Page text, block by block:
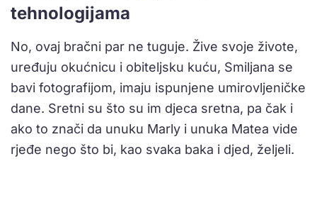
tehnologijama
No, ovaj bračni par ne tuguje. Žive svoje živote,
uređuju okućnicu i obiteljsku kuću, Smiljana se
bavi fotografijom, imaju ispunjene umirovljeničke
dane. Sretni su što su im djeca sretna, pa čak i
ako to znači da unuku Marly i unuka Matea vide
rjeđe nego što bi, kao svaka baka i djed, željeli.